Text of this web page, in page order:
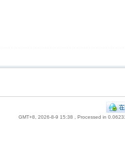
GMT+8, 2026-8-9 15:38 , Processed in